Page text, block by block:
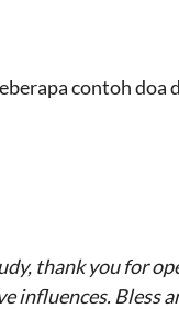
contoh doa
thank you for
influences. Bless